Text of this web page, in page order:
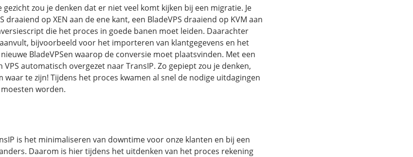
zou je denken dat er niet veel komt kijken bij een migratie. Je
draaiend op XEN aan de ene kant, een BladeVPS draaiend op KVM aan
die het proces in goede banen moet leiden. Daarachter
bijvoorbeeld voor het importeren van klantgegevens en het
BladeVPSen waarop de conversie moet plaatsvinden. Met een
automatisch overgezet naar TransIP. Zo gepiept zou je denken,
te zijn! Tijdens het proces kwamen al snel de nodige uitdagingen
worden.
is het minimaliseren van downtime voor onze klanten en bij een
Daarom is hier tijdens het uitdenken van het proces rekening